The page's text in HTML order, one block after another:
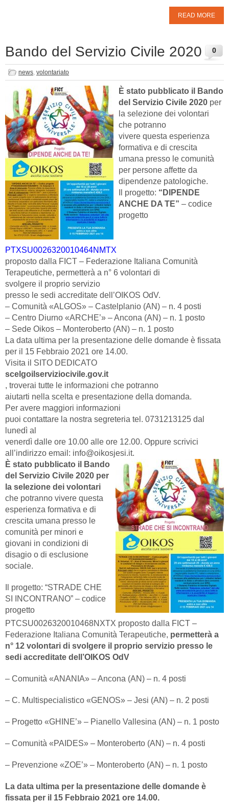
READ MORE
0
Bando del Servizio Civile 2020
news volontariato
È stato pubblicato il Bando
del Servizio Civile 2020 per
la selezione dei volontari
che potranno
vivere questa esperienza
formativa e di crescita
umana presso le comunità
per persone affette da
dipendenze patologiche.
Il progetto: “DIPENDE
ANCHE DA TE” – codice
progetto
PTXSU0026320010464NMTX
proposto dalla FICT – Federazione Italiana Comunità
Terapeutiche, permetterà a n° 6 volontari di
svolgere il proprio servizio
presso le sedi accreditate dell’OIKOS OdV.
– Comunità «ALGOS» – Castelplanio (AN) – n. 4 posti
– Centro Diurno «ARCHE’» – Ancona (AN) – n. 1 posto
– Sede Oikos – Monteroberto (AN) – n. 1 posto
La data ultima per la presentazione delle domande è fissata
per il 15 Febbraio 2021 ore 14.00.
Visita il SITO DEDICATO
scelgoilserviziocivile.gov.it
, troverai tutte le informazioni che potranno
aiutarti nella scelta e presentazione della domanda.
Per avere maggiori informazioni
puoi contattare la nostra segreteria tel. 0731213125 dal
lunedì al
venerdì dalle ore 10.00 alle ore 12.00. Oppure scrivici
all’indirizzo email: info@oikosjesi.it.
È stato pubblicato il Bando
del Servizio Civile 2020 per
la selezione dei volontari
che potranno vivere questa
esperienza formativa e di
crescita umana presso le
comunità per minori e
giovani in condizioni di
disagio o di esclusione
sociale.
Il progetto: “STRADE CHE
SI INCONTRANO” – codice
progetto
PTCSU0026320010468NXTX proposto dalla FICT –
Federazione Italiana Comunità Terapeutiche, permetterà a
n° 12 volontari di svolgere il proprio servizio presso le
sedi accreditate dell’OIKOS OdV
– Comunità «ANANIA» – Ancona (AN) – n. 4 posti
– C. Multispecialistico «GENOS» – Jesi (AN) – n. 2 posti
– Progetto «GHINE’» – Pianello Vallesina (AN) – n. 1 posto
– Comunità «PAIDES» – Monteroberto (AN) – n. 4 posti
– Prevenzione «ZOE’» – Monteroberto (AN) – n. 1 posto
La data ultima per la presentazione delle domande è
fissata per il 15 Febbraio 2021 ore 14.00.